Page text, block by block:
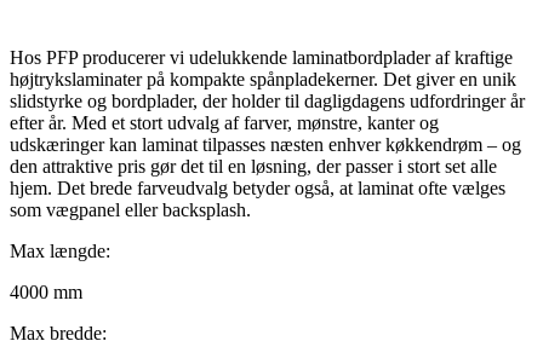
Hos PFP producerer vi udelukkende laminatbordplader af kraftige
højtrykslaminater på kompakte spånpladekerner. Det giver en unik
slidstyrke og bordplader, der holder til dagligdagens udfordringer år
efter år. Med et stort udvalg af farver, mønstre, kanter og
udskæringer kan laminat tilpasses næsten enhver køkkendrøm – og
den attraktive pris gør det til en løsning, der passer i stort set alle
hjem. Det brede farveudvalg betyder også, at laminat ofte vælges
som vægpanel eller backsplash.
Max længde:
4000 mm
Max bredde: